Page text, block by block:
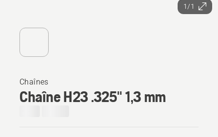
1/1
Chaînes
Chaîne H23 .325" 1,3 mm